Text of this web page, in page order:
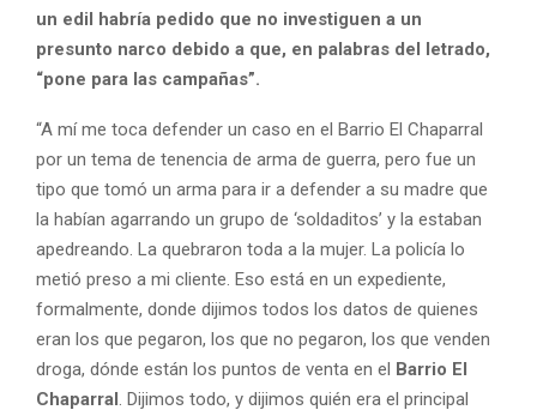
un edil habría pedido que no investiguen a un
presunto narco debido a que, en palabras del letrado,
“pone para las campañas”.
“A mí me toca defender un caso en el Barrio El Chaparral
por un tema de tenencia de arma de guerra, pero fue un
tipo que tomó un arma para ir a defender a su madre que
la habían agarrando un grupo de ‘soldaditos’ y la estaban
apedreando. La quebraron toda a la mujer. La policía lo
metió preso a mi cliente. Eso está en un expediente,
formalmente, donde dijimos todos los datos de quienes
eran los que pegaron, los que no pegaron, los que venden
droga, dónde están los puntos de venta en el Barrio El
Chaparral . Dijimos todo, y dijimos quién era el principal